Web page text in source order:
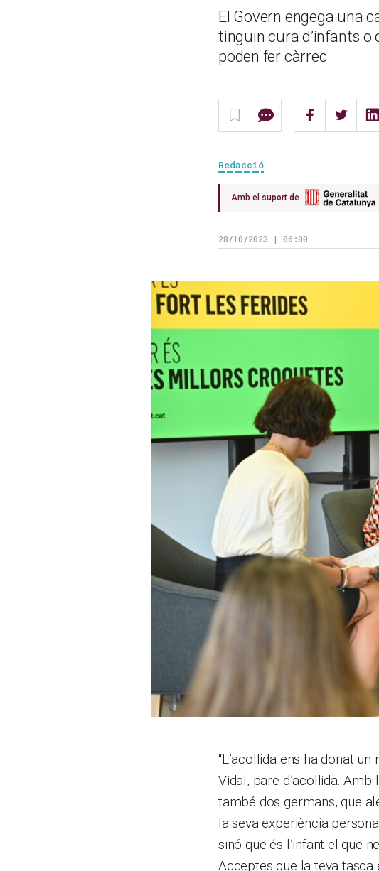
El Govern engega una
tinguin cura d’infants o
poden fer càrrec
Redacció
Amb el suport de
28/10/2023 | 06:00
“L’acollida ens ha donat
Vidal, pare d’acollida.
també dos germans, que
la seva experiència
sinó que és l’infant el que
Acceptes que la teva tasca